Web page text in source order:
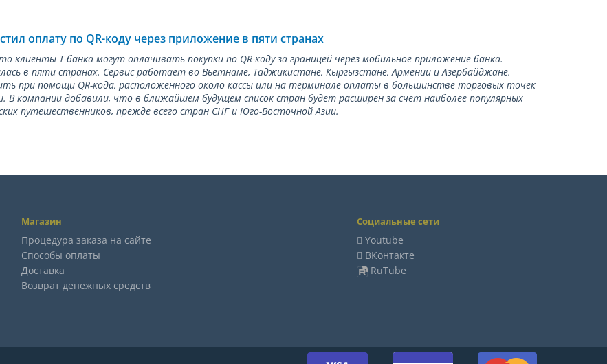
оплату по QR-коду через приложение в пяти странах
клиенты Т-банка могут оплачивать покупки по QR-коду за границей через мобильное приложение банка.
в пяти странах. Сервис работает во Вьетнаме, Таджикистане, Кыргызстане, Армении и Азербайджане.
при помощи QR-кода, расположенного около кассы или на терминале оплаты в большинстве торговых точек
В компании добавили, что в ближайшем будущем список стран будет расширен за счет наиболее популярных
путешественников, прежде всего стран СНГ и Юго-Восточной Азии.
Магазин
Процедура заказа на сайте
Способы оплаты
Доставка
Возврат денежных средств
Социальные сети
Youtube
ВКонтакте
RuTube